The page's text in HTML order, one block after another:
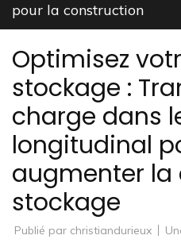
pour la construction
Optimisez
stockage :
charge dans
longitudinal
augmenter
stockage
Publié par christiandurieux